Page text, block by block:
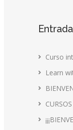
Curso
Learn